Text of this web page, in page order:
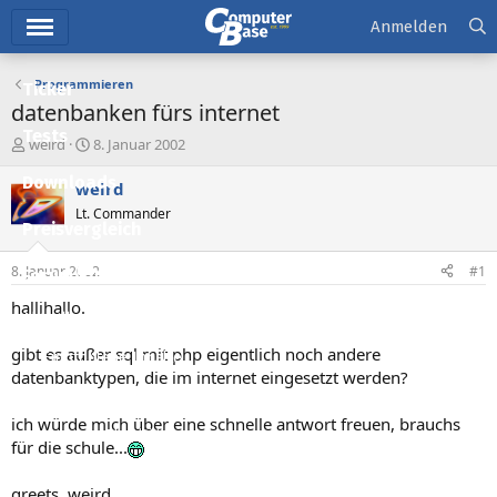
Ticker
Tests
Downloads
Preisvergleich
Forum
Aktuelles
Empfohlene Inhalte
Neueste Aktivitäten
Anmelden
Programmieren
datenbanken fürs internet
E
s
t
e
e
r
weird
E
s
e
l
t
8. Januar 2002
weird
Lt. Commander
8. Januar 2002 #1
hallihallo.
gibt es außer sql mit php eigentlich noch andere
datenbanktypen, die im internet eingesetzt werden?
ich würde mich über eine schnelle antwort freuen, brauchs
für die schule...